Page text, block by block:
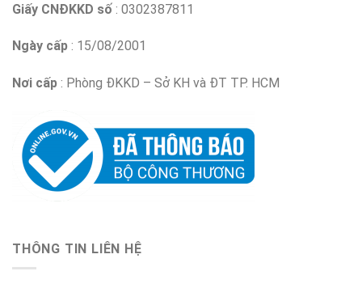
Giấy CNĐKKD số : 0302387811
Ngày cấp : 15/08/2001
Nơi cấp : Phòng ĐKKD – Sở KH và ĐT TP. HCM
THÔNG TIN LIÊN HỆ